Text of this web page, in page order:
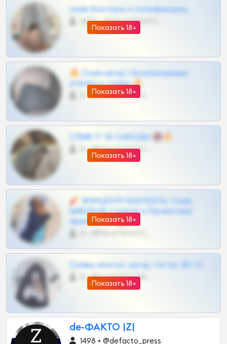
Показать 18+
слив блогерш и онлифанщиц
4675 •
Показать 18+
🔥 Слив шкод | Эксклюзивные
утечки и сливы 🔥
0 •
Показать 18+
СЛИВ ТГ 18 | ШКОДЫ 🔞🔥
0 •
Показать 18+
🧨 ЭПИЦЕНТР КОНТЕНТА: Слив
ШКОДОВ Сливов и Приватных
Архивов ТГ 🔞💎
Показать 18+
Сливы вписок, шкод, теток, 18+ тг
0 •
de-ФАКТО |Z|
1498 • @defacto_press